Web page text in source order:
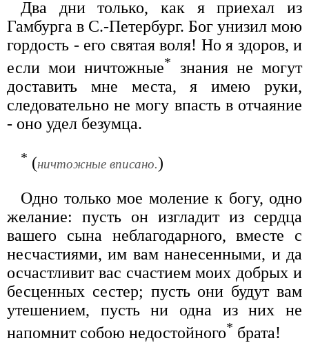
Два дни только, как я приехал из
Гамбурга в С.-Петербург. Бог унизил мою
гордость - его святая воля! Но я здоров, и
если мои ничтожные*
знания не могут
доставить мне места, я имею руки,
следовательно не могу впасть в отчаяние
- оно удел безумца.
* (ничтожные вписано.)
Одно только мое моление к богу, одно
желание: пусть он изгладит из сердца
вашего сына неблагодарного, вместе с
несчастиями, им вам нанесенными, и да
осчастливит вас счастием моих добрых и
бесценных сестер; пусть они будут вам
утешением, пусть ни одна из них не
напомнит собою недостойного* брата!